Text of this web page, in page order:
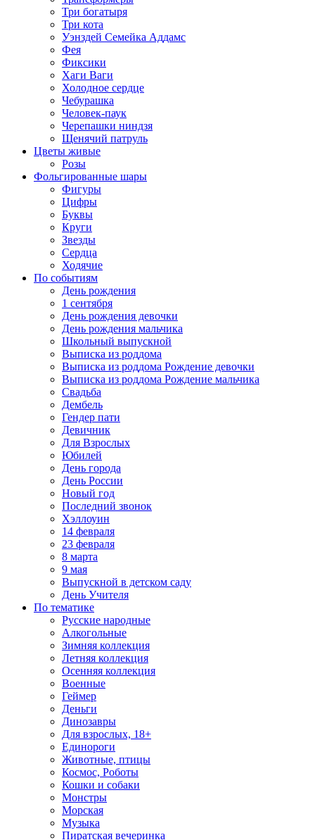
Три богатыря
Три кота
Уэнздей Семейка Аддамс
Фея
Фиксики
Хаги Ваги
Холодное сердце
Чебурашка
Человек-паук
Черепашки ниндзя
Щенячий патруль
Цветы живые
Розы
Фольгированные шары
Фигуры
Цифры
Буквы
Круги
Звезды
Сердца
Ходячие
По событиям
День рождения
1 сентября
День рождения девочки
День рождения мальчика
Школьный выпускной
Выписка из роддома
Выписка из роддома Рождение девочки
Выписка из роддома Рождение мальчика
Свадьба
Дембель
Гендер пати
Девичник
Для Взрослых
Юбилей
День города
День России
Новый год
Последний звонок
Хэллоуин
14 февраля
23 февраля
8 марта
9 мая
Выпускной в детском саду
День Учителя
По тематике
Русские народные
Алкогольные
Зимняя коллекция
Летняя коллекция
Осенняя коллекция
Военные
Геймер
Деньги
Динозавры
Для взрослых, 18+
Единороги
Животные, птицы
Космос, Роботы
Кошки и собаки
Монстры
Морская
Музыка
Пиратская вечеринка